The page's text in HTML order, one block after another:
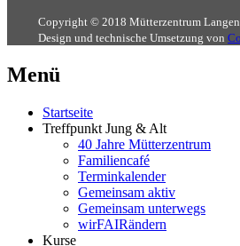
Copyright © 2018 Mütterzentrum
Design und technische Umsetzung von
Menü
Startseite
Treffpunkt Jung & Alt
40 Jahre Mütterzentrum
Familiencafé
Terminkalender
Gemeinsam aktiv
Gemeinsam unterwegs
wirFAIRändern
Kurse